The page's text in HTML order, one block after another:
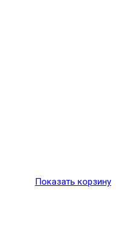
Показать корзину